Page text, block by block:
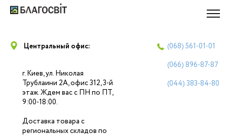
Центральный офис:
г. Киев, ул. Николая
Трублаини 2А, офис 312, 3-й
этаж. Ждем вас с ПН по ПТ,
9:00-18:00.
Доставка товара с
региональных складов по
(068) 561-01-01
(066) 896-87-87
(044) 383-84-80